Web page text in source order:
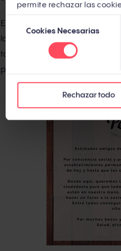
permite rechazar las
consentimiento
Cookies Necesarias
Rechazar todo
En ambas publicaciones
los dos establecimientos por
también tiene que aportar su
parte de lo que está